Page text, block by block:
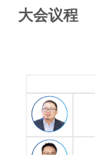
大会议程